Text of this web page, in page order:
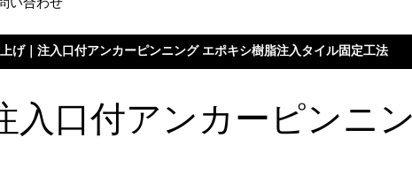
げ｜注入口付アンカーピンニング エポキシ樹脂注入タイル固定工法
入口付アンカーピンニ